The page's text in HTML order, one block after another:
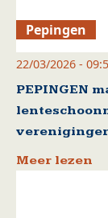
Pepingen
22/03/2026 -
PEPINGEN
Meer lezen